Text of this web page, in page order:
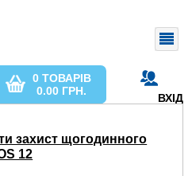
ВХІД
0 ТОВАРІВ
0.00 ГРН.
захист щогодинного
12